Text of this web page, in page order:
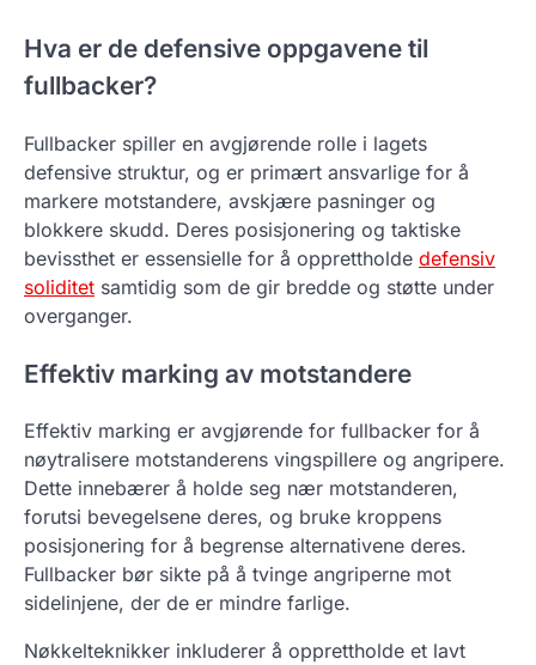
Hva er de defensive oppgavene til
fullbacker?
Fullbacker spiller en avgjørende rolle i lagets
defensive struktur, og er primært ansvarlige for å
markere motstandere, avskjære pasninger og
blokkere skudd. Deres posisjonering og taktiske
bevissthet er essensielle for å opprettholde defensiv
soliditet samtidig som de gir bredde og støtte under
overganger.
Effektiv marking av motstandere
Effektiv marking er avgjørende for fullbacker for å
nøytralisere motstanderens vingspillere og angripere.
Dette innebærer å holde seg nær motstanderen,
forutsi bevegelsene deres, og bruke kroppens
posisjonering for å begrense alternativene deres.
Fullbacker bør sikte på å tvinge angriperne mot
sidelinjene, der de er mindre farlige.
Nøkkelteknikker inkluderer å opprettholde et lavt